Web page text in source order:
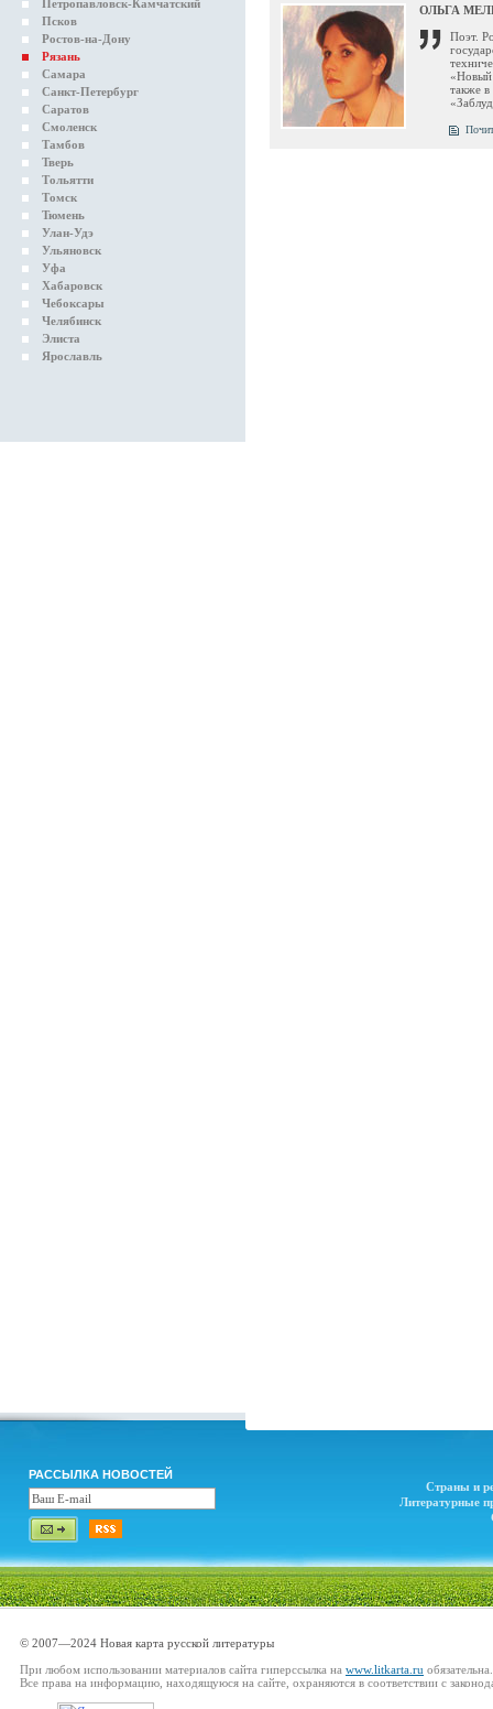
Петропавловск-Камчатский
Псков
Ростов-на-Дону
Рязань
Самара
Санкт-Петербург
Саратов
Смоленск
Тамбов
Тверь
Тольятти
Томск
Тюмень
Улан-Удэ
Ульяновск
Уфа
Хабаровск
Чебоксары
Челябинск
Элиста
Ярославль
ОЛЬГА
Поэт.
«Новый
также
РАССЫЛКА НОВОСТЕЙ
Страны и
Литературные
© 2007—2024 Новая карта русской литературы
При любом использовании материалов сайта гиперссылка на www.litkarta.ru обязательна.
Все права на информацию, находящуюся на сайте, охраняются в соответствии с